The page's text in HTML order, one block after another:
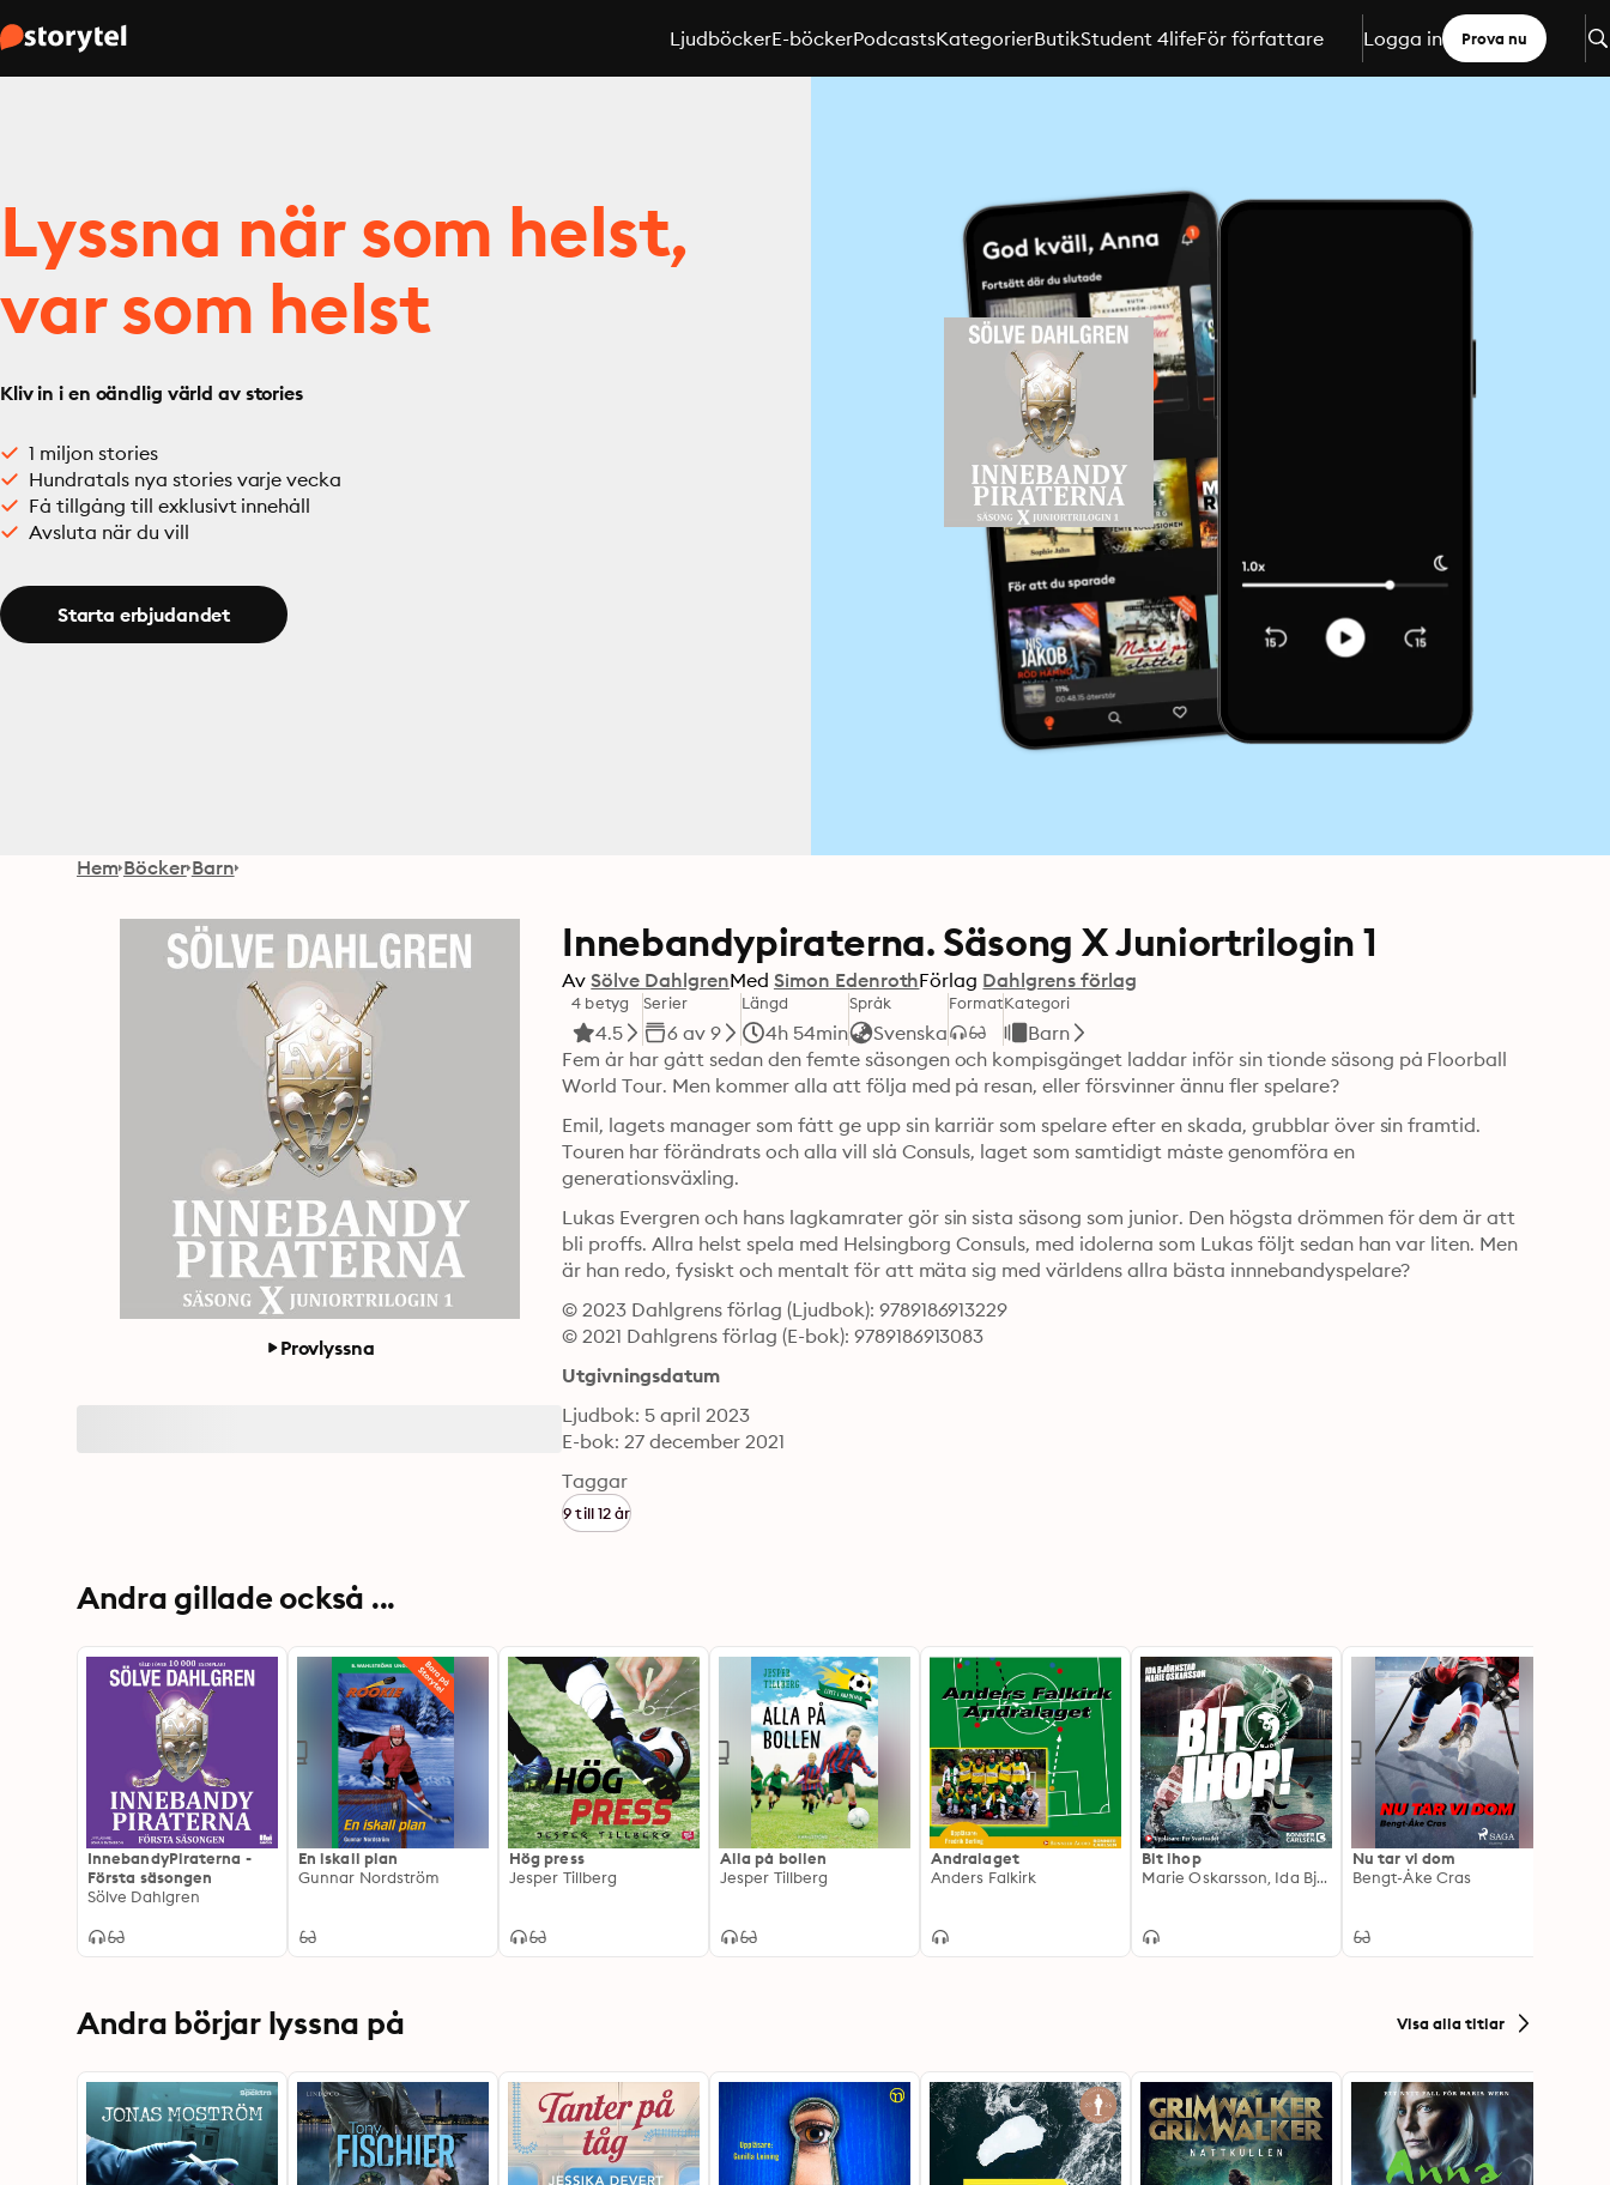
LjudböckerE-böckerPodcastsKategorierButikStudent 4lifeFör författare Logga in Prova nu
Lyssna när som helst,
var som helst
Kliv in i en oändlig värld av stories
1 miljon stories
Hundratals nya stories varje vecka
Få tillgång till exklusivt innehåll
Avsluta när du vill
Starta erbjudandet
Hem Böcker Barn
Provlyssna
Innebandypiraterna. Säsong X Juniortrilogin 1
Av Sölve DahlgrenMed Simon EdenrothFörlag Dahlgrens förlag
4 betyg
4.5
Serier
6 av 9
Längd
4h 54min
Språk
Svenska
FormatKategori
Barn
Fem år har gått sedan den femte säsongen och kompisgänget laddar inför sin tionde säsong på Floorball
World Tour. Men kommer alla att följa med på resan, eller försvinner ännu fler spelare?
Emil, lagets manager som fått ge upp sin karriär som spelare efter en skada, grubblar över sin framtid.
Touren har förändrats och alla vill slå Consuls, laget som samtidigt måste genomföra en
Lukas Evergren och hans lagkamrater gör sin sista säsong som junior. Den högsta drömmen för dem är att
bli proffs. Allra helst spela med Helsingborg Consuls, med idolerna som Lukas följt sedan han var liten. Men
är han redo, fysiskt och mentalt för att mäta sig med världens allra bästa innnebandyspelare?
© 2023 Dahlgrens förlag (Ljudbok): 9789186913229
© 2021 Dahlgrens förlag (E-bok): 9789186913083
Utgivningsdatum
Ljudbok: 5 april 2023
E-bok: 27 december 2021
Taggar
9 till 12 år
Andra gillade också ...
InnebandyPiraterna -
Första säsongen
Sölve Dahlgren
En iskall plan
Gunnar Nordström
Hög press
Jesper Tillberg
Alla på bollen
Jesper Tillberg
Andralaget
Anders Falkirk
Bit ihop
Marie Oskarsson, Ida Björnstad
Nu tar vi dom
Bengt-Åke Cras
Andra börjar lyssna på Visa alla titlar